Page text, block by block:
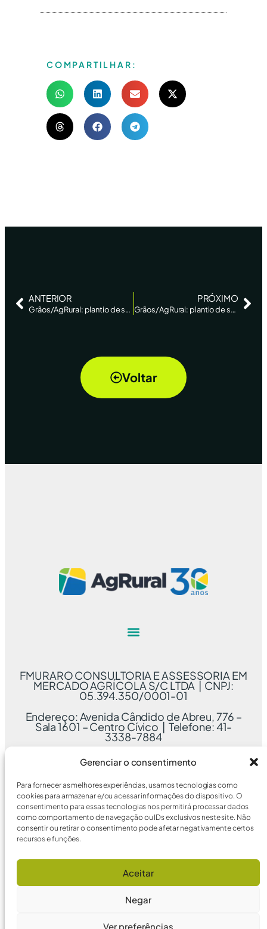
Gerenciar o consentimento
Para fornecer as melhores experiências, usamos tecnologias como
cookies para armazenar e/ou acessar informações do dispositivo. O
consentimento para essas tecnologias nos permitirá processar dados
como comportamento de navegação ou IDs exclusivos neste site. Não
consentir ou retirar o consentimento pode afetar negativamente certos
recursos e funções.
Aceitar
Negar
Ver preferências
COMPARTILHAR:
ANTERIOR
Grãos/AgRural: plantio de soja 2023/24 atinge 91% da área no Brasil ante 85% na semana anterior
PRÓXIMO
Grãos/AgRural: plantio de soja 2023/24 atinge 94% da área no Brasil ante 91% na semana anterior
Voltar
FMURARO CONSULTORIA E ASSESSORIA EM
MERCADO AGRÍCOLA S/C LTDA | CNPJ:
05.394.350/0001-01
Endereço: Avenida Cândido de Abreu, 776 –
Sala 1601 – Centro Cívico | Telefone: 41-
3338-7884